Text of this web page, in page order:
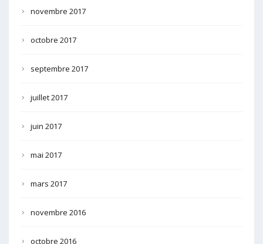
novembre 2017
octobre 2017
septembre 2017
juillet 2017
juin 2017
mai 2017
mars 2017
novembre 2016
octobre 2016